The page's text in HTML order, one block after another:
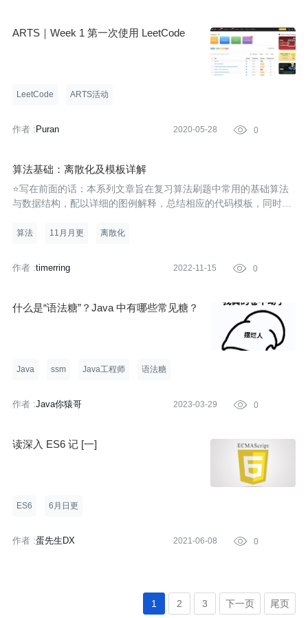
ARTS｜Week 1 第一次使用 LeetCode
LeetCode ARTS活动
作者 : Puran 2020-05-28  0
算法基础：离散化及模板详解
⭐写在前面的话：本系列文章旨在复习算法刷题中常用的基础算法
与数据结构，配以详细的图例解释，总结相应的代码模板，同时结
C++基础的学习者。若C++基础不牢固，可参考：10min快速回顾C
算法 11月月更 离散化
作者 :timerring 2022-11-15  0
什么是“语法糖”？Java 中有哪些常见糖？
Java ssm Java工程师 语法糖
作者 :Java你猿哥 2023-03-29  0
读深入 ES6 记 [一]
ES6 6月日更
作者 :蛋先生DX 2021-06-08  0
1 2 3 下一页 尾页